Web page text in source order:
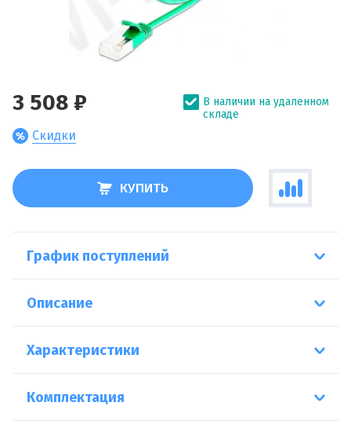
3 508 ₽
Скидки
В наличии на удаленном
складе
КУПИТЬ
График поступлений
Описание
Характеристики
Комплектация